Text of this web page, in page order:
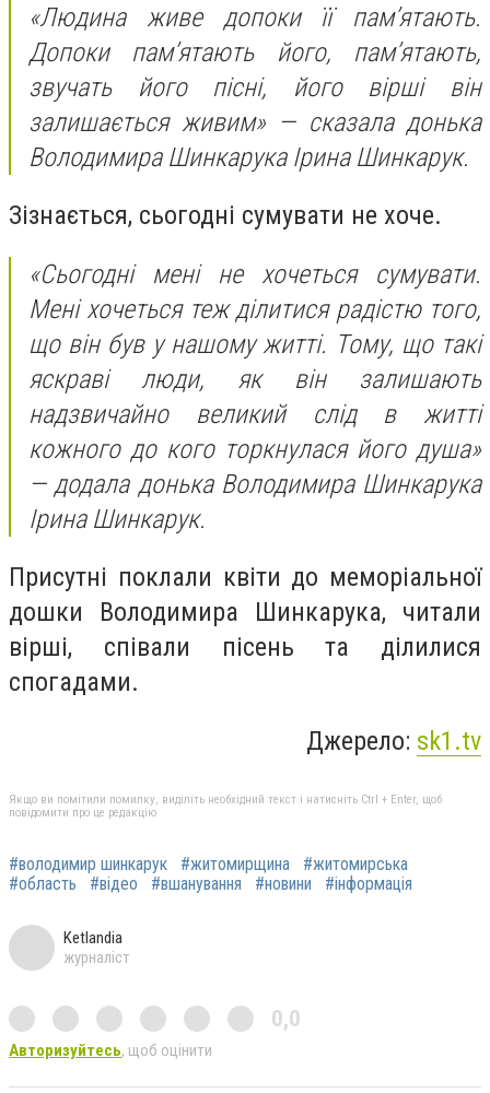
«Людина живе допоки її пам’ятають.
Допоки пам’ятають його, пам’ятають,
звучать його пісні, його вірші він
залишається живим» — сказала донька
Володимира Шинкарука Ірина Шинкарук.
Зізнається, сьогодні сумувати не хоче.
«Сьогодні мені не хочеться сумувати.
Мені хочеться теж ділитися радістю того,
що він був у нашому житті. Тому, що такі
яскраві люди, як він залишають
надзвичайно великий слід в житті
кожного до кого торкнулася його душа»
— додала донька Володимира Шинкарука
Ірина Шинкарук.
Присутні поклали квіти до меморіальної
дошки Володимира Шинкарука, читали
вірші, співали пісень та ділилися
спогадами.
Джерело: sk1.tv
Якщо ви помітили помилку, виділіть необхідний текст і натисніть Ctrl + Enter, щоб
повідомити про це редакцію
#володимир шинкарук #житомирщина
#житомирська
#область
#відео #вшанування #новини #інформація
Ketlandia
журналіст
0,0
Авторизуйтесь, щоб оцінити